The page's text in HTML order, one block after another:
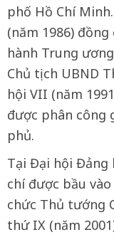
phố Hồ Chí
(năm 1986)
hành Trung
Chủ tịch UBND
hội VII (năm
được phân công
phủ.
Tại Đại hội Đảng
chí được bầu
chức Thủ tướng
thứ IX (năm